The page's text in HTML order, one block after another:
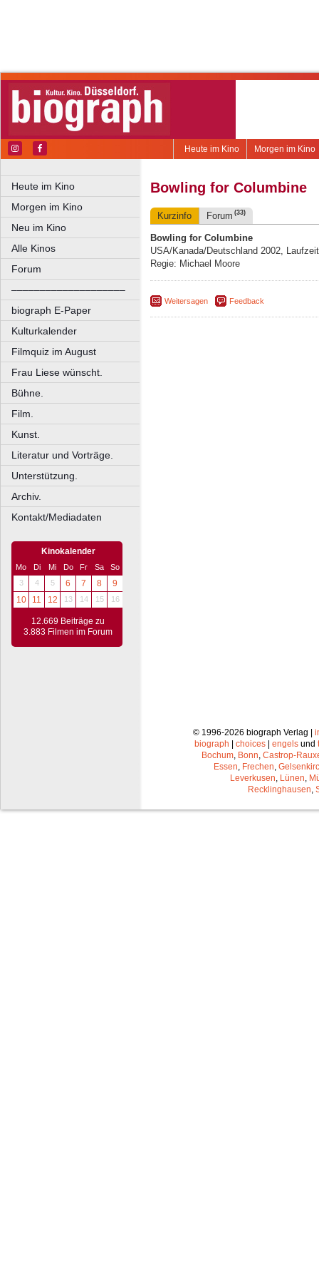
Morgen im Kino
Heute im Kino
Heute im Kino
Morgen im Kino
Neu im Kino
Alle Kinos
Forum
––––––––––––––––––––
biograph E-Paper
Kulturkalender
Filmquiz im August
Frau Liese wünscht.
Bühne.
Film.
Kunst.
Literatur und Vorträge.
Unterstützung.
Archiv.
Kontakt/Mediadaten
Kinokalender
Mo Di Mi Do Fr Sa
So
3
4 5 6 7 8
9
10
11 12 13 14 15 16
12.669 Beiträge zu
3.883 Filmen im Forum
Bowling for Columbine
Kurzinfo Forum (33)
Bowling for Columbine
USA/Kanada/Deutschland 2002,
Regie: Michael Moore
Weitersagen Feedback
© 1996-2026 biograph Verlag |
biograph
choices engels und
Bochum, Bonn, Castrop-
Essen, Frechen,
Leverkusen, Lünen,
Recklinghausen,